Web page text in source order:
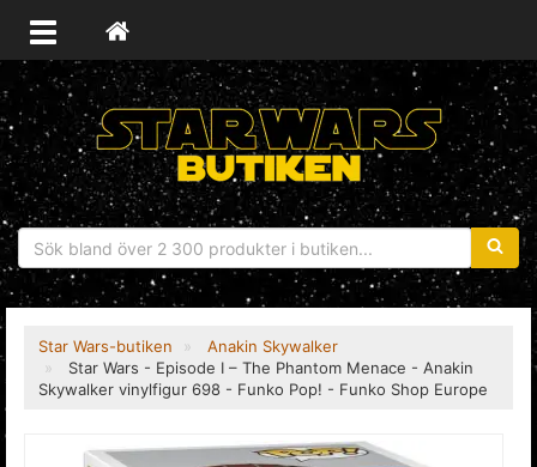
Star Wars-butiken
Anakin Skywalker
Star Wars - Episode I – The Phantom Menace - Anakin
Skywalker vinylfigur 698 - Funko Pop! - Funko Shop Europe